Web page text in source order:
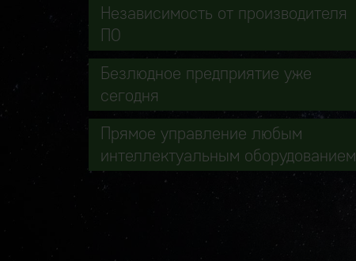
Независимость от производителя
ПО
Безлюдное предприятие уже
сегодня
Прямое управление любым
интеллектуальным оборудованием